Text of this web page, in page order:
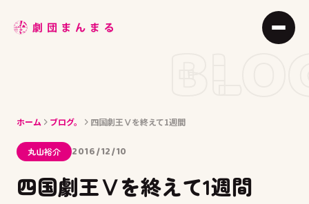
ABOUT
BLOG
MEMBER
ACCESS
ホーム ブログ。 四国劇王Ⅴを終えて1週間
丸山裕介 2016/12/10
四国劇王Ⅴを終えて1週間